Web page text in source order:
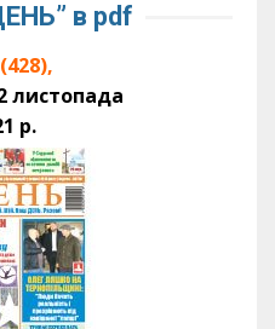
в pdf
листопада
р.